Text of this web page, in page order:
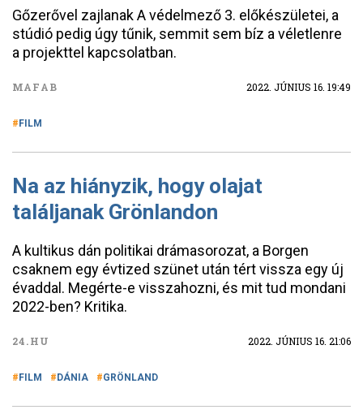
Gőzerővel zajlanak A védelmező 3. előkészületei, a
stúdió pedig úgy tűnik, semmit sem bíz a véletlenre
a projekttel kapcsolatban.
MAFAB 2022. JÚNIUS 16. 19:49
FILM
Na az hiányzik, hogy olajat
találjanak Grönlandon
A kultikus dán politikai drámasorozat, a Borgen
csaknem egy évtized szünet után tért vissza egy új
évaddal. Megérte-e visszahozni, és mit tud mondani
2022-ben? Kritika.
24.HU 2022. JÚNIUS 16. 21:06
FILM DÁNIA GRÖNLAND